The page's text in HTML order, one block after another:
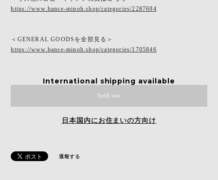
https://www.banse-minoh.shop/categories/2287694
＜GENERAL GOODSを全部見る＞
https://www.banse-minoh.shop/categories/1705846
International shipping available
Sold out
日本国内にお住まいの方向け
通報する